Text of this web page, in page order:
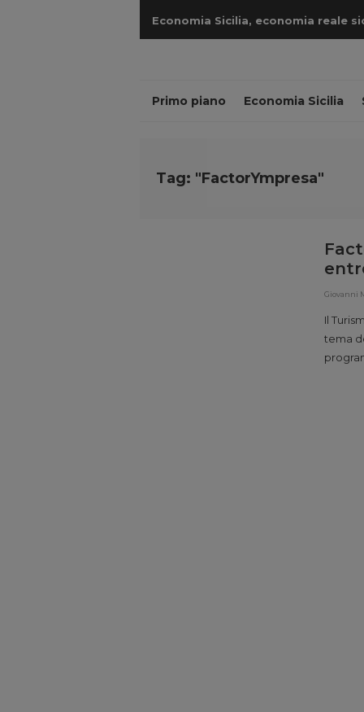
Economia Sicilia, economia reale
Primo piano Economia Sicilia
Tag: "FactorYmpresa"
Giovanni
Il
tema